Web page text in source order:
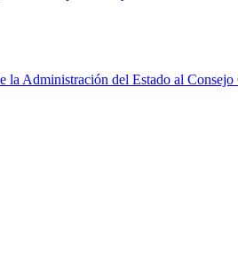
Administración del Estado al